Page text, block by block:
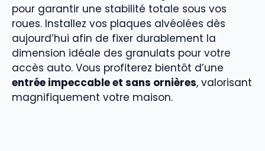
pour garantir une stabilité totale sous vos
roues. Installez vos plaques alvéolées dès
aujourd’hui afin de fixer durablement la
dimension idéale des granulats pour votre
accès auto. Vous profiterez bientôt d’une
entrée impeccable et sans ornières, valorisant
magnifiquement votre maison.